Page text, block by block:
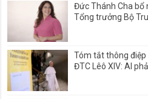
Đức Thánh Cha bổ
Tổng trưởng Bộ
Tóm tắt thông điệp
ĐTC Lêô XIV: AI